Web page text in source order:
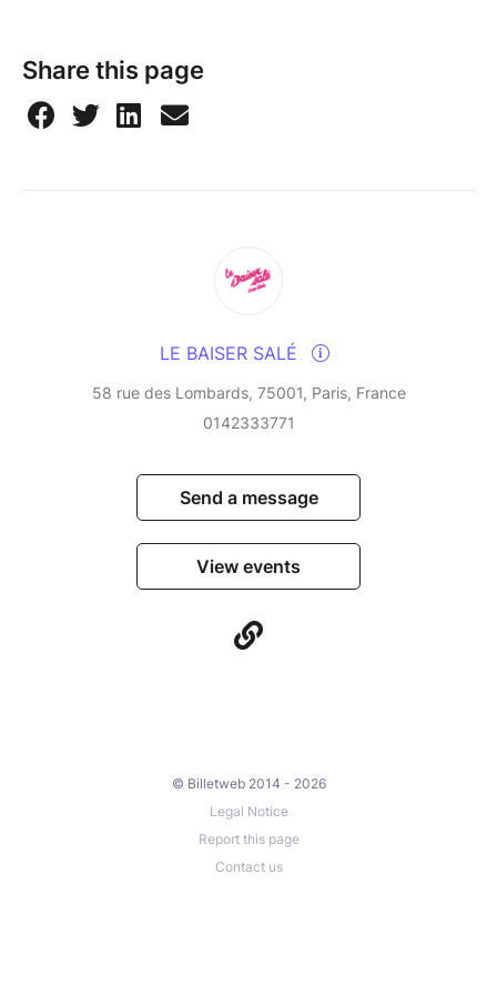
have not aged a bit. The “Björk Acoustik” project
offers a different reading of these timeless
compositions. Here, the abundant orchestrations and
double bass, all carried by the bewitching voice of
highlights the delicacy of Björk's work without
sacrificing the contagious energy which is her
signature. The program includes the singer's biggest
hits, such as Joga, Bachelorette or Play Dead, and
other more little-known gems, in original
arrangements by Ellinoa and some of the group's
Share this page
LE BAISER SALÉ
58 rue des Lombards, 75001, Paris, France
0142333771
Send a message
View events
© Billetweb 2014 - 2026
Legal Notice
Report this page
Contact us